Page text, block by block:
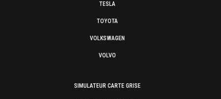
TESLA
TOYOTA
VOLKSWAGEN
VOLVO
SIMULATEUR CARTE GRISE